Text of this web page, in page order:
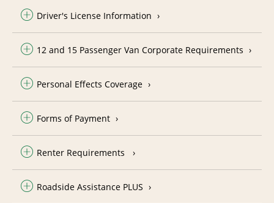
Driver's License Information
12 and 15 Passenger Van Corporate Requirements
Personal Effects Coverage
Forms of Payment
Renter Requirements
Roadside Assistance PLUS